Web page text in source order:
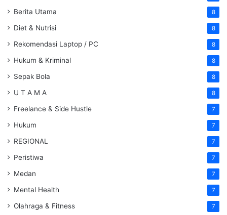
Berita Utama 8
Diet & Nutrisi 8
Rekomendasi Laptop / PC 8
Hukum & Kriminal 8
Sepak Bola 8
U T A M A 8
Freelance & Side Hustle 7
Hukum 7
REGIONAL 7
Peristiwa 7
Medan 7
Mental Health 7
Olahraga & Fitness 7